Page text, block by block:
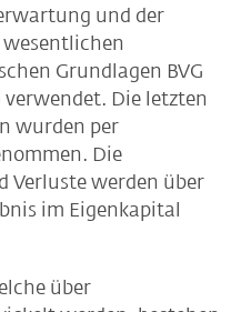
und der
Grundlagen BVG
verwendet. Die letzten
wurden per
Die
Verluste werden über
im Eigenkapital
über